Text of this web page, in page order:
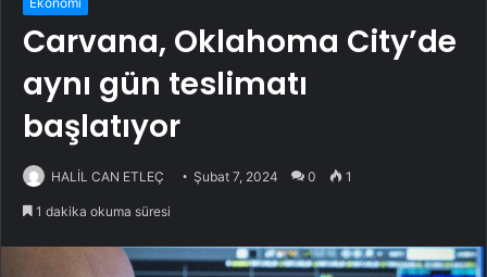
Carvana, Oklahoma City’de
aynı gün teslimatı
başlatıyor
HALİL CAN ETLEÇ Şubat 7, 2024 0 1
1 dakika okuma süresi